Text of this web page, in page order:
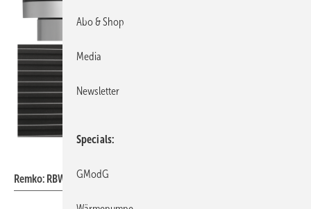
Remko: RBW PRO-PV.
Abo & Shop
Media
Newsletter
Specials
GModG